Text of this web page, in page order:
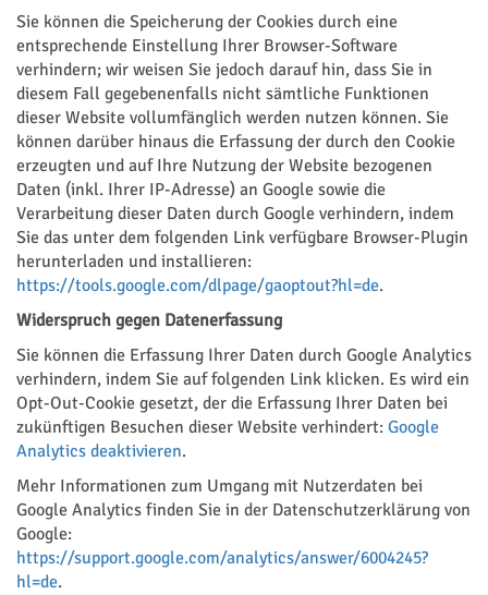
Sie können die Speicherung der Cookies durch eine
entsprechende Einstellung Ihrer Browser-Software
verhindern; wir weisen Sie jedoch darauf hin, dass Sie in
diesem Fall gegebenenfalls nicht sämtliche Funktionen
dieser Website vollumfänglich werden nutzen können. Sie
können darüber hinaus die Erfassung der durch den Cookie
erzeugten und auf Ihre Nutzung der Website bezogenen
Daten (inkl. Ihrer IP-Adresse) an Google sowie die
Verarbeitung dieser Daten durch Google verhindern, indem
Sie das unter dem folgenden Link verfügbare Browser-Plugin
herunterladen und installieren:
https://tools.google.com/dlpage/gaoptout?hl=de.
Widerspruch gegen Datenerfassung
Sie können die Erfassung Ihrer Daten durch Google Analytics
verhindern, indem Sie auf folgenden Link klicken. Es wird ein
Opt-Out-Cookie gesetzt, der die Erfassung Ihrer Daten bei
zukünftigen Besuchen dieser Website verhindert: Google
Analytics deaktivieren.
Mehr Informationen zum Umgang mit Nutzerdaten bei
Google Analytics finden Sie in der Datenschutzerklärung von
Google:
https://support.google.com/analytics/answer/6004245?
hl=de.